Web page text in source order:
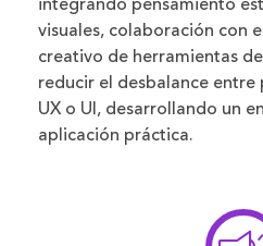
visuales, colaboración con
creativo de herramientas
reducir el desbalance
UX o UI, desarrollando un
aplicación práctica.